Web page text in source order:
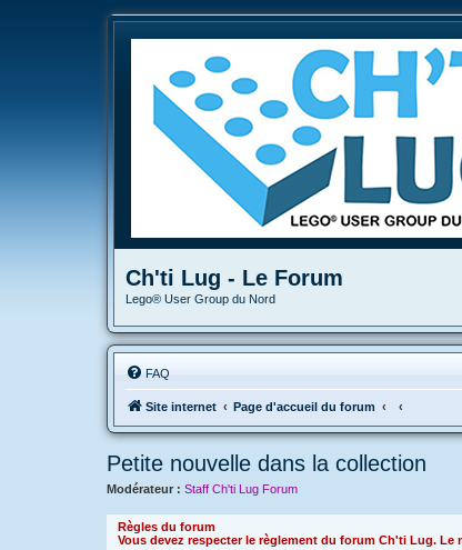
Ch'ti Lug - Le Forum
Lego® User Group du Nord
FAQ
Site internet Page d'accueil du forum
Petite nouvelle dans la collection
Modérateur : Staff Ch'ti Lug Forum
Règles du forum
Vous devez respecter le règlement du forum Ch'ti Lug.